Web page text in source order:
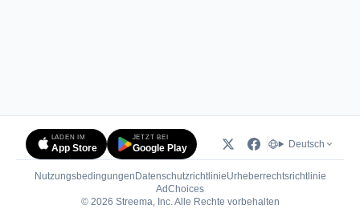
LADEN IM
App Store
JETZT BEI
Google Play Deutsch
Nutzungsbedingungen DatenschutzrichtlinieUrheberrechtsrichtlinie
AdChoices(öffnet in neuem Tab)
© 2026 Streema, Inc. Alle Rechte vorbehalten